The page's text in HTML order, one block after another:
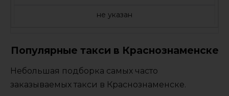
не указан
Популярные такси в Краснознаменске
Небольшая подборка самых часто
заказываемых такси в Краснознаменске.